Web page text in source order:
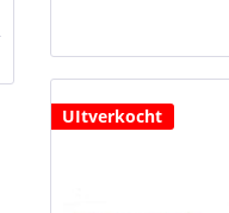
UItverkocht